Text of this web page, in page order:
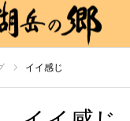
イイ感じ